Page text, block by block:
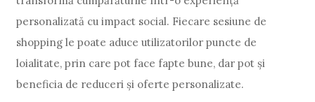
personalizată cu impact social. Fiecare sesiune de
shopping le poate aduce utilizatorilor puncte de
loialitate, prin care pot face fapte bune, dar pot și
beneficia de reduceri și oferte personalizate.